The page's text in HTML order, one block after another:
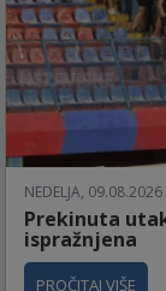
NEDELJA,
Prekinuta
ispražnjena
PROČITAJ VIŠE